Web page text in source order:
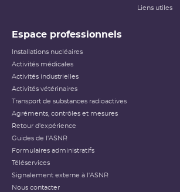
Liens utiles
Espace professionnels
Installations nucléaires
Activités médicales
Activités industrielles
Activités vétérinaires
Transport de substances radioactives
Agréments, contrôles et mesures
Retour d'expérience
Guides de l'ASNR
Formulaires administratifs
Téléservices
Signalement externe à l'ASNR
Nous contacter